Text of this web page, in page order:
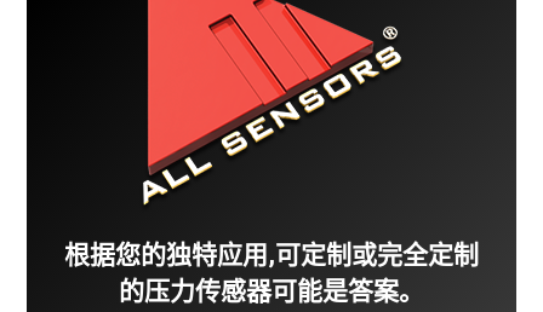
器 (UAV) 的苛刻要求而设计的双传感
根据您的独特应用,可定制或完全定制
的压力传感器可能是答案。